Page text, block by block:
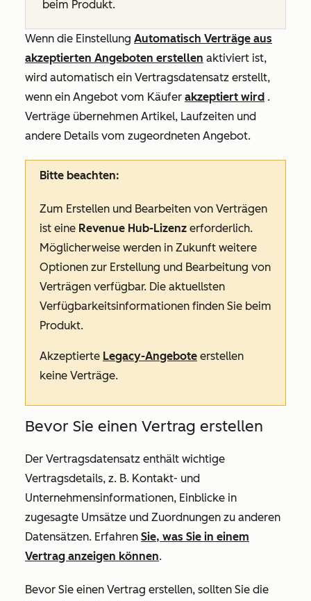
beim Produkt.
Wenn die Einstellung Automatisch Verträge aus
akzeptierten Angeboten erstellen aktiviert ist,
wird automatisch ein Vertragsdatensatz erstellt,
wenn ein Angebot vom Käufer akzeptiert wird .
Verträge übernehmen Artikel, Laufzeiten und
andere Details vom zugeordneten Angebot.
Bitte beachten:
Zum Erstellen und Bearbeiten von Verträgen
ist eine Revenue Hub-Lizenz erforderlich.
Möglicherweise werden in Zukunft weitere
Optionen zur Erstellung und Bearbeitung von
Verträgen verfügbar. Die aktuellsten
Verfügbarkeitsinformationen finden Sie beim
Produkt.
Akzeptierte Legacy-Angebote erstellen
keine Verträge.
Bevor Sie einen Vertrag erstellen
Der Vertragsdatensatz enthält wichtige
Vertragsdetails, z. B. Kontakt- und
Unternehmensinformationen, Einblicke in
zugesagte Umsätze und Zuordnungen zu anderen
Datensätzen. Erfahren Sie, was Sie in einem
Vertrag anzeigen können.
Bevor Sie einen Vertrag erstellen, sollten Sie die